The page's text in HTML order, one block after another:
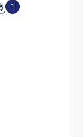
1